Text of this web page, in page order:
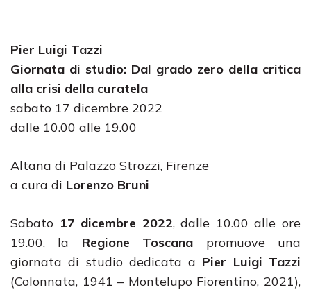
Pier Luigi Tazzi
Giornata di studio: Dal grado zero della critica
alla crisi della curatela
sabato 17 dicembre 2022
dalle 10.00 alle 19.00
Altana di Palazzo Strozzi, Firenze
a cura di Lorenzo Bruni
Sabato 17 dicembre 2022, dalle 10.00 alle ore
19.00, la Regione Toscana promuove una
giornata di studio dedicata a Pier Luigi Tazzi
(Colonnata, 1941 – Montelupo Fiorentino, 2021),